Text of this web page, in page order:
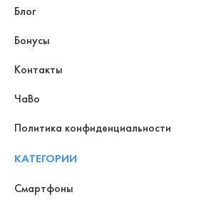
Блог
Бонусы
Контакты
ЧаВо
Политика конфиденциальности
КАТЕГОРИИ
Смартфоны